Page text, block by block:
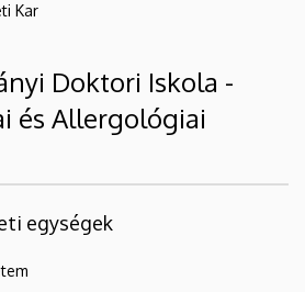
Kar
Doktori Iskola -
és Allergológiai
egységek